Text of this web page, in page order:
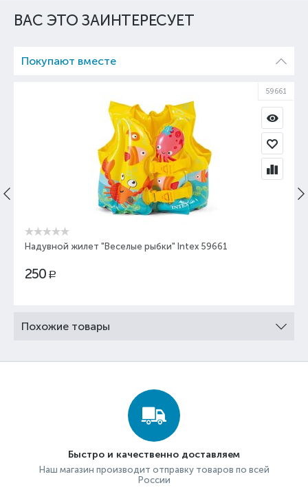
ВАС ЭТО ЗАИНТЕРЕСУЕТ
Покупают вместе
59661
Надувной жилет "Веселые рыбки" Intex 59661
250 Р
Похожие товары
Быстро и качественно доставляем
Наш магазин производит отправку товаров по всей
России